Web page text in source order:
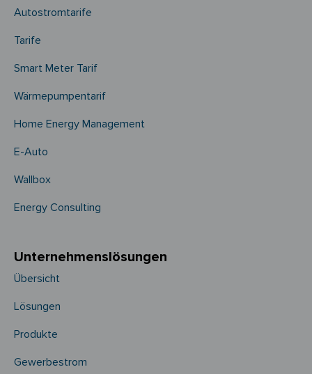
Autostromtarife
Tarife
Smart Meter Tarif
Wärmepumpentarif
Home Energy Management
E-Auto
Wallbox
Energy Consulting
Unternehmens­­lösungen
Übersicht
Lösungen
Produkte
Gewerbestrom